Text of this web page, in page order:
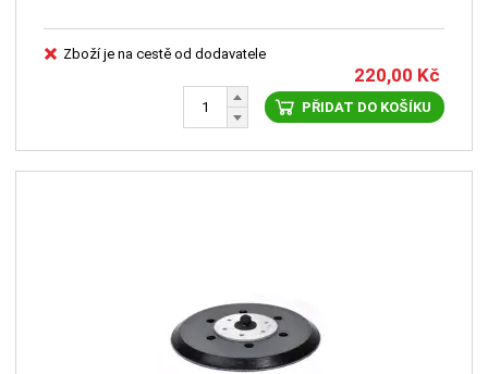
Zboží je na cestě od dodavatele
220,00 Kč
PŘIDAT DO KOŠÍKU